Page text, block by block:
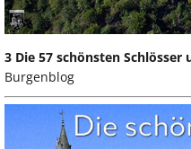
3 Die 57 schönsten Schlösser
Burgenblog